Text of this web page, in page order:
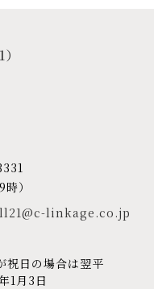
）
linkage.co.jp
祝日の場合は翌平
1月3日